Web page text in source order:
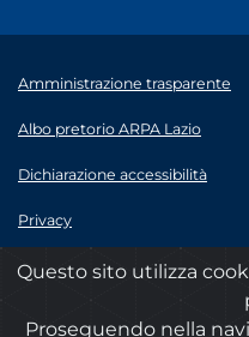
Amministrazione trasparente
Albo pretorio ARPA Lazio
Dichiarazione accessibilità
Privacy
Note legali
© 2020 ARPA Lazio - P.Iva
Questo sito utilizza
Proseguendo nella